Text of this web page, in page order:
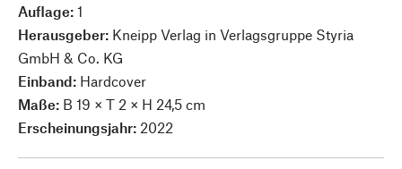
Auflage: 1
Herausgeber: Kneipp Verlag in Verlagsgruppe Styria
GmbH & Co. KG
Einband: Hardcover
Maße: B 19 × T 2 × H 24,5 cm
Erscheinungsjahr: 2022